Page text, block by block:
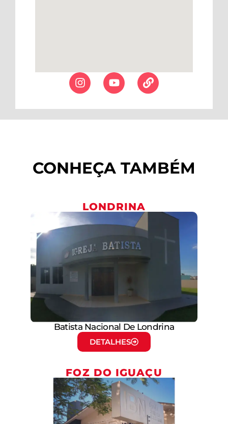
CONHEÇA TAMBÉM
LONDRINA
Batista Nacional De Londrina
DETALHES
FOZ DO IGUAÇU